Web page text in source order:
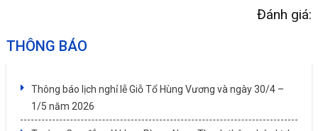
Đánh giá:
THÔNG BÁO
Thông báo lịch nghỉ lễ Giỗ Tổ Hùng Vương và ngày 30/4 –
1/5 năm 2026